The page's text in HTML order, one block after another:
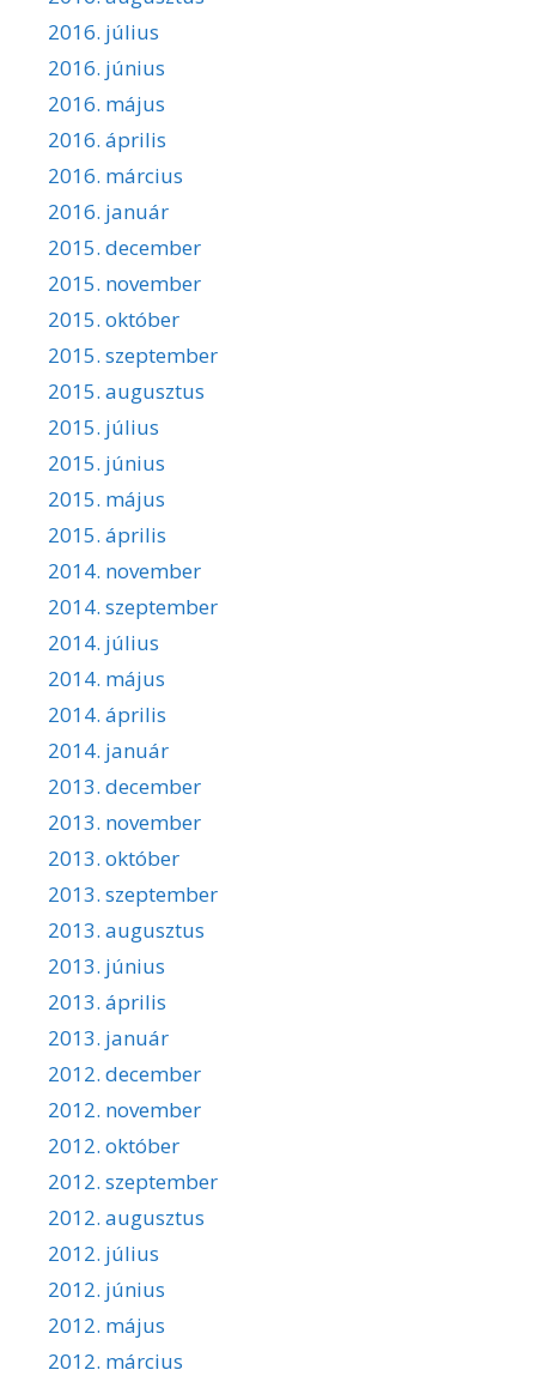
2016. július
2016. június
2016. május
2016. április
2016. március
2016. január
2015. december
2015. november
2015. október
2015. szeptember
2015. augusztus
2015. július
2015. június
2015. május
2015. április
2014. november
2014. szeptember
2014. július
2014. május
2014. április
2014. január
2013. december
2013. november
2013. október
2013. szeptember
2013. augusztus
2013. június
2013. április
2013. január
2012. december
2012. november
2012. október
2012. szeptember
2012. augusztus
2012. július
2012. június
2012. május
2012. március